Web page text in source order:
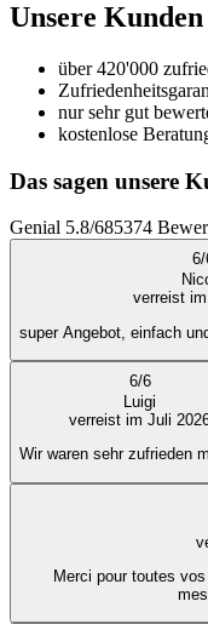
Unsere
über 420'000
nur sehr gut
kostenlose
Das sagen unsere
Genial 5.8/685374
6/
verreist
super Angebot, einfach
6/6
Luigi
verreist im Juli
Wir waren sehr zufrieden
Merci pour toutes